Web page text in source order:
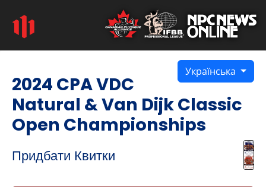
Українська
2024 CPA VDC
Natural & Van Dijk Classic
Open Championships
Придбати Квитки